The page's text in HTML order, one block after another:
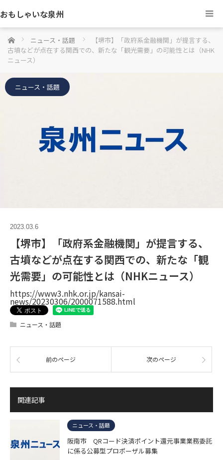
おもしゃいな泉州
ホーム ニュース・話題
【堺市】「政府系金融機関」が提言する、
古墳などが点在する関西での、新たな「観光需要」の可能性とは（NHK
ニュース）
ニュース・話題
2023.03.6
【堺市】「政府系金融機関」が提言する、
古墳などが点在する関西での、新たな「観
光需要」の可能性とは（NHKニュース）
https://www3.nhk.or.jp/kansai-
news/20230306/2000071588.html
ニュース・話題
前のページ 次のページ
関連記事
ニュース・話題
阪南市 QRコード決済ポイント還元事業業務委託
に係る公募型プロポーザル募集